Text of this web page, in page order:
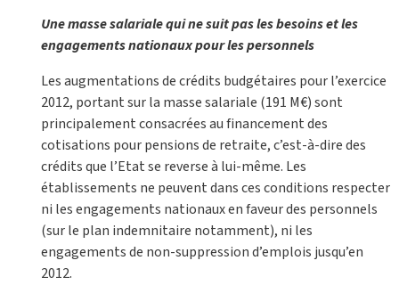
Une masse salariale qui ne suit pas les besoins et les
engagements nationaux pour les personnels
Les augmentations de crédits budgétaires pour l’exercice
2012, portant sur la masse salariale (191 M€) sont
principalement consacrées au financement des
cotisations pour pensions de retraite, c’est-à-dire des
crédits que l’Etat se reverse à lui-même. Les
établissements ne peuvent dans ces conditions respecter
ni les engagements nationaux en faveur des personnels
(sur le plan indemnitaire notamment), ni les
engagements de non-suppression d’emplois jusqu’en
2012.